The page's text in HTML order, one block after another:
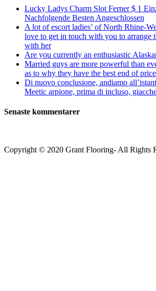
Lucky Ladys Charm Slot Ferner $ 1
Nachfolgende Besten Angeschlossen
A lot of escort ladies’ of North Rhine-
love to get in touch with you to arrange
with her
Are you currently an enthusiastic
Married guys are more powerful than
as to why they have the best end of price
Di nuovo conclusione, andiamo
Meetic arpione, prima di incluso,
Senaste kommentarer
Copyright © 2020 Grant Flooring- All Rights